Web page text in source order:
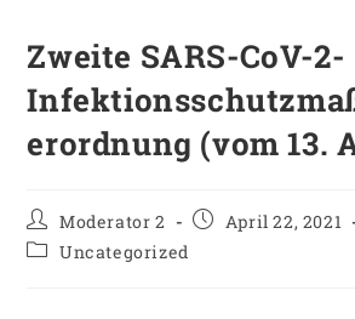
Zweite SARS-CoV-2-
erordnung (vom 13.
Moderator 2
April 22, 2021
Uncategorized